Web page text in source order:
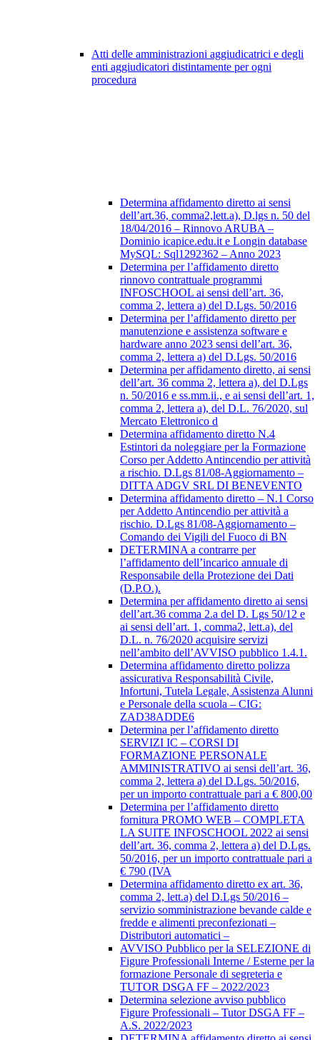
Atti delle amministrazioni aggiudicatrici e degli
enti aggiudicatori distintamente per ogni
procedura
Determina affidamento diretto ai sensi
dell’art.36, comma2,lett.a), D.lgs n. 50 del
18/04/2016 – Rinnovo ARUBA –
Dominio icapice.edu.it e Longin database
MySQL: Sql1292362 – Anno 2023
Determina per l’affidamento diretto
rinnovo contrattuale programmi
INFOSCHOOL ai sensi dell’art. 36,
comma 2, lettera a) del D.Lgs. 50/2016
Determina per l’affidamento diretto per
manutenzione e assistenza software e
hardware anno 2023 sensi dell’art. 36,
comma 2, lettera a) del D.Lgs. 50/2016
Determina per affidamento diretto, ai sensi
dell’art. 36 comma 2, lettera a), del D.Lgs
n. 50/2016 e ss.mm.ii., e ai sensi dell’art. 1,
comma 2, lettera a), del D.L. 76/2020, sul
Mercato Elettronico d
Determina affidamento diretto N.4
Estintori da noleggiare per la Formazione
Corso per Addetto Antincendio per attività
a rischio. D.Lgs 81/08-Aggiornamento –
DITTA ADGV SRL DI BENEVENTO
Determina affidamento diretto – N.1 Corso
per Addetto Antincendio per attività a
rischio. D.Lgs 81/08-Aggiornamento –
Comando dei Vigili del Fuoco di BN
DETERMINA a contrarre per
l’affidamento dell’incarico annuale di
Responsabile della Protezione dei Dati
(D.P.O.).
Determina per affidamento diretto ai sensi
dell’art.36 comma 2.a del D. Lgs 50/12 e
ai sensi dell’art. 1, comma2, lett.a), del
D.L. n. 76/2020 acquisire servizi
nell’ambito dell’AVVISO pubblico 1.4.1.
Determina affidamento diretto polizza
assicurativa Responsabilità Civile,
Infortuni, Tutela Legale, Assistenza Alunni
e Personale della scuola – CIG:
ZAD38ADDE6
Determina per l’affidamento diretto
SERVIZI IC – CORSI DI
FORMAZIONE PERSONALE
AMMINISTRATIVO ai sensi dell’art. 36,
comma 2, lettera a) del D.Lgs. 50/2016,
per un importo contrattuale pari a € 800,00
Determina per l’affidamento diretto
fornitura PROMO WEB – COMPLETA
LA SUITE INFOSCHOOL 2022 ai sensi
dell’art. 36, comma 2, lettera a) del D.Lgs.
50/2016, per un importo contrattuale pari a
€ 790 (IVA
Determina affidamento diretto ex art. 36,
comma 2, lett.a) del D.Lgs 50/2016 –
servizio somministrazione bevande calde e
fredde e alimenti preconfezionati –
Distributori automatici –
AVVISO Pubblico per la SELEZIONE di
Figure Professionali Interne / Esterne per la
formazione Personale di segreteria e
TUTOR DSGA FF – 2022/2023
Determina selezione avviso pubblico
Figure Professionali – Tutor DSGA FF –
A.S. 2022/2023